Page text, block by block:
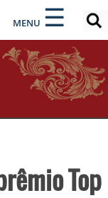
MENU ☰
×
×
Top